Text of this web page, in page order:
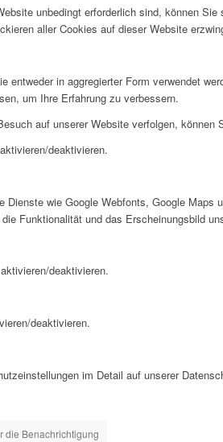
unbedingt erforderlich sind, können
aller Cookies auf dieser Website
entweder in aggregierter Form verwendet
um Ihre Erfahrung zu verbessern.
auf unserer Website verfolgen, können
deaktivieren.
Dienste wie Google Webfonts, Google
Funktionalität und das Erscheinungsbild
deaktivieren.
deaktivieren.
im Detail auf unserer
die Benachrichtigung